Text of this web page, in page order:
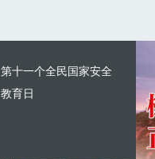
第十一个全民国家安全
教育日